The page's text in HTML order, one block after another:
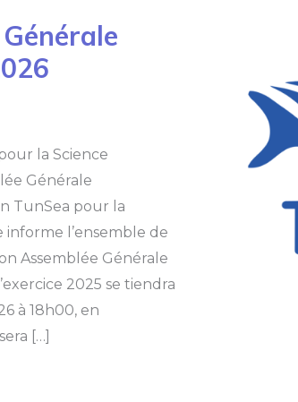
la Science
Générale
TunSea pour la
informe l’ensemble de
Assemblée Générale
2025 se tiendra
à 18h00, en
[…]